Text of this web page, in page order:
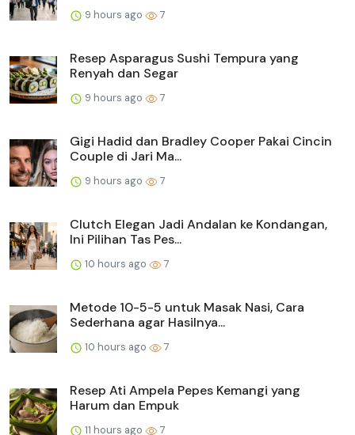
9 hours ago 7
Resep Asparagus Sushi Tempura yang
Renyah dan Segar
9 hours ago 7
Gigi Hadid dan Bradley Cooper Pakai Cincin
Couple di Jari Ma...
9 hours ago 7
Clutch Elegan Jadi Andalan ke Kondangan,
Ini Pilihan Tas Pes...
10 hours ago 7
Metode 10-5-5 untuk Masak Nasi, Cara
Sederhana agar Hasilnya...
10 hours ago 7
Resep Ati Ampela Pepes Kemangi yang
Harum dan Empuk
11 hours ago 7